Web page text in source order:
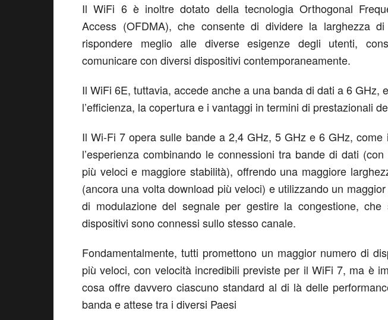
Il WiFi 6 è inoltre dotato della tecnologia Orthogonal
Access (OFDMA), che consente di dividere la larghezza
rispondere meglio alle diverse esigenze degli utenti,
comunicare con diversi dispositivi contemporaneamente.
Il WiFi 6E, tuttavia, accede anche a una banda di dati a 6 GHz,
l’efficienza, la copertura e i vantaggi in termini di prestazionali
Il Wi-Fi 7 opera sulle bande a 2,4 GHz, 5 GHz e 6 GHz,
l’esperienza combinando le connessioni tra bande di dati
più veloci e maggiore stabilità), offrendo una maggiore
(ancora una volta download più veloci) e utilizzando un
di modulazione del segnale per gestire la congestione,
dispositivi sono connessi sullo stesso canale.
Fondamentalmente, tutti promettono un maggior numero di
più veloci, con velocità incredibili previste per il WiFi 7, ma è
cosa offre davvero ciascuno standard al di là delle
banda e attese tra i diversi Paesi